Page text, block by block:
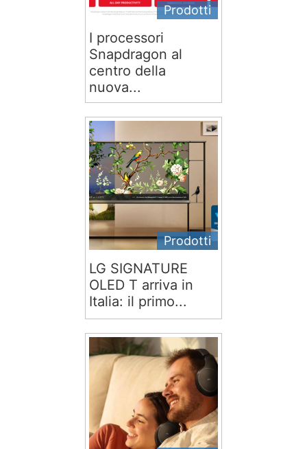
Prodotti
I processori
Snapdragon al
centro della
nuova...
Prodotti
LG SIGNATURE
OLED T arriva in
Italia: il primo...